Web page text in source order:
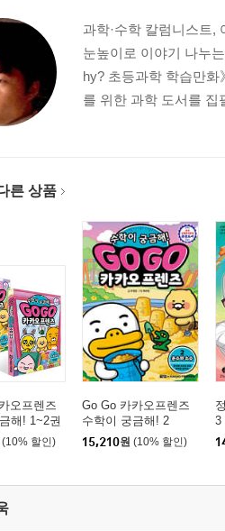
과학·수학 칼럼니스트,
눈높이로 이야기 나누
hy? 초등과학 학습만
를 위한 과학 도서를 집
른 상품
오프렌즈
해! 1~2권
(10% 할인)
Go Go 카카오프렌즈
수학이 궁금해! 2
15,210원 (10% 할인)
3